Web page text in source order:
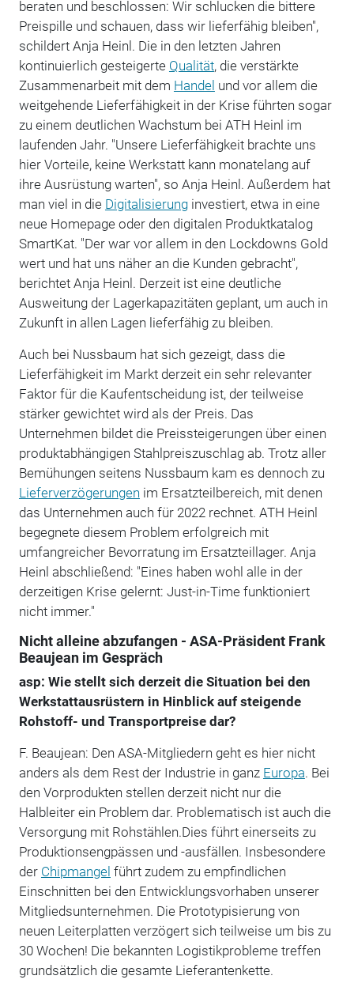
beraten und beschlossen: Wir schlucken die bittere
Preispille und schauen, dass wir lieferfähig bleiben",
schildert Anja Heinl. Die in den letzten Jahren
kontinuierlich gesteigerte Qualität, die verstärkte
Zusammenarbeit mit dem Handel und vor allem die
weitgehende Lieferfähigkeit in der Krise führten sogar
zu einem deutlichen Wachstum bei ATH Heinl im
laufenden Jahr. "Unsere Lieferfähigkeit brachte uns
hier Vorteile, keine Werkstatt kann monatelang auf
ihre Ausrüstung warten", so Anja Heinl. Außerdem hat
man viel in die Digitalisierunginvestiert, etwa in eine
neue Homepage oder den digitalen Produktkatalog
SmartKat. "Der war vor allem in den Lockdowns Gold
wert und hat uns näher an die Kunden gebracht",
berichtet Anja Heinl. Derzeit ist eine deutliche
Ausweitung der Lagerkapazitäten geplant, um auch in
Zukunft in allen Lagen lieferfähig zu bleiben.
Auch bei Nussbaum hat sich gezeigt, dass die
Lieferfähigkeit im Markt derzeit ein sehr relevanter
Faktor für die Kaufentscheidung ist, der teilweise
stärker gewichtet wird als der Preis. Das
Unternehmen bildet die Preissteigerungen über einen
produktabhängigen Stahlpreiszuschlag ab. Trotz aller
Bemühungen seitens Nussbaum kam es dennoch zu
Lieferverzögerungen im Ersatzteilbereich, mit denen
das Unternehmen auch für 2022 rechnet. ATH Heinl
begegnete diesem Problem erfolgreich mit
umfangreicher Bevorratung im Ersatzteillager. Anja
Heinl abschließend: "Eines haben wohl alle in der
derzeitigen Krise gelernt: Just-in-Time funktioniert
nicht immer."
Nicht alleine abzufangen - ASA-Präsident Frank
Beaujean im Gespräch
asp: Wie stellt sich derzeit die Situation bei den
Werkstattausrüstern in Hinblick auf steigende
Rohstoff- und Transportpreise dar?
F. Beaujean: Den ASA-Mitgliedern geht es hier nicht
anders als dem Rest der Industrie in ganz Europa. Bei
den Vorprodukten stellen derzeit nicht nur die
Halbleiter ein Problem dar. Problematisch ist auch die
Versorgung mit Rohstählen.Dies führt einerseits zu
Produktionsengpässen und -ausfällen. Insbesondere
der Chipmangel führt zudem zu empfindlichen
Einschnitten bei den Entwicklungsvorhaben unserer
Mitgliedsunternehmen. Die Prototypisierung von
neuen Leiterplatten verzögert sich teilweise um bis zu
30 Wochen! Die bekannten Logistikprobleme treffen
grundsätzlich die gesamte Lieferantenkette.